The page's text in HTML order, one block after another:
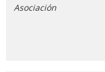
Asociación